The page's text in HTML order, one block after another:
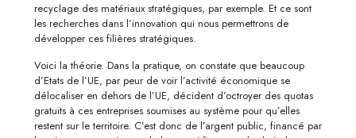
recyclage des matériaux stratégiques, par exemple. Et ce sont
les recherches dans l’innovation qui nous permettrons de
développer ces filières stratégiques.
Voici la théorie. Dans la pratique, on constate que beaucoup
d’Etats de l’UE, par peur de voir l’activité économique se
délocaliser en dehors de l’UE, décident d’octroyer des quotas
gratuits à ces entreprises soumises au système pour qu’elles
restent sur le territoire. C’est donc de l’argent public, financé par